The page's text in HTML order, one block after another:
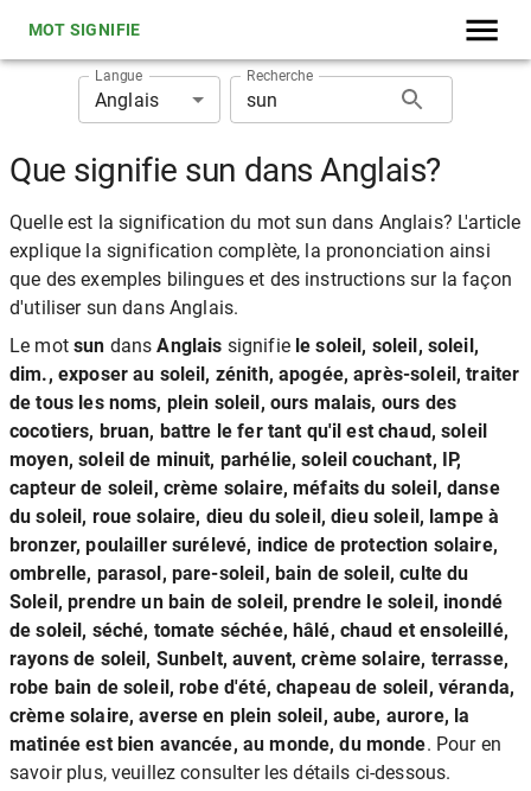
MOT SIGNIFIE
Langue
Anglais
Recherche
Que signifie sun dans Anglais?
Quelle est la signification du mot sun dans Anglais? L'article
explique la signification complète, la prononciation ainsi
que des exemples bilingues et des instructions sur la façon
d'utiliser sun dans Anglais.
Le motsun dansAnglais signifie le soleil, soleil, soleil,
dim., exposer au soleil, zénith, apogée, après-soleil, traiter
de tous les noms, plein soleil, ours malais, ours des
cocotiers, bruan, battre le fer tant qu'il est chaud, soleil
moyen, soleil de minuit, parhélie, soleil couchant, IP,
capteur de soleil, crème solaire, méfaits du soleil, danse
du soleil, roue solaire, dieu du soleil, dieu soleil, lampe à
bronzer, poulailler surélevé, indice de protection solaire,
ombrelle, parasol, pare-soleil, bain de soleil, culte du
Soleil, prendre un bain de soleil, prendre le soleil, inondé
de soleil, séché, tomate séchée, hâlé, chaud et ensoleillé,
rayons de soleil, Sunbelt, auvent, crème solaire, terrasse,
robe bain de soleil, robe d'été, chapeau de soleil, véranda,
crème solaire, averse en plein soleil, aube, aurore, la
matinée est bien avancée, au monde, du monde. Pour en
savoir plus, veuillez consulter les détails ci-dessous.